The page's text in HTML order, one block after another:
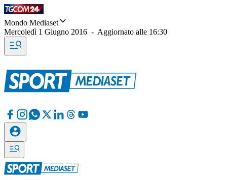
Mondo Mediaset
Mercoledì 1 Giugno 2016 - Aggiornato alle 16:30